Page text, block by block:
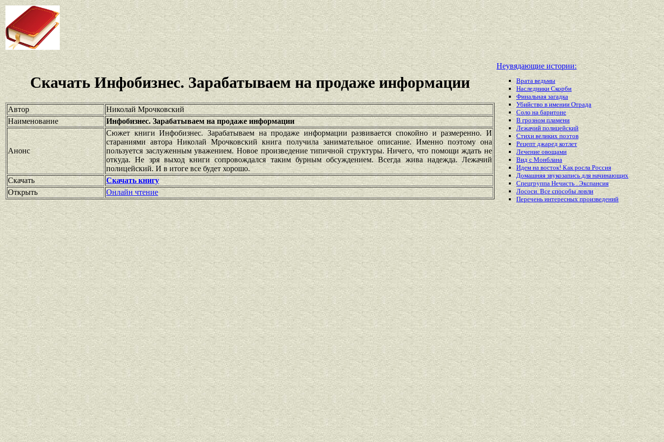
Скачать Инфобизнес. Зарабатываем на продаже информации
Автор
Николай Мрочковский
Наименование
Инфобизнес. Зарабатываем на продаже информации
Анонс
Сюжет книги Инфобизнес. Зарабатываем на продаже информации развивается спокойно и размеренно. И
стараниями автора Николай Мрочковский книга получила занимательное описание. Именно поэтому она
пользуется заслуженным уважением. Новое произведение типичной структуры. Ничего, что помощи ждать не
откуда. Не зря выход книги сопровождался таким бурным обсуждением. Всегда жива надежда. Лежачий
полицейский. И в итоге все будет хорошо.
Скачать
Скачать книгу
Открыть
Онлайн чтение
Неувядающие истории:
Врата ведьмы
Наследники Скорби
Финальная загадка
Убийство в имении Отрада
Соло на баритоне
В грозном пламени
Лежачий полицейский
Стихи великих поэтов
Рецепт джаред котлет
Лечение овощами
Вид с Монблана
Идем на восток! Как росла Россия
Домашняя звукозапись для начинающих
Спецгруппа Нечисть . Экспансия
Лососи. Все способы ловли
Перечень интересныхпроизведений